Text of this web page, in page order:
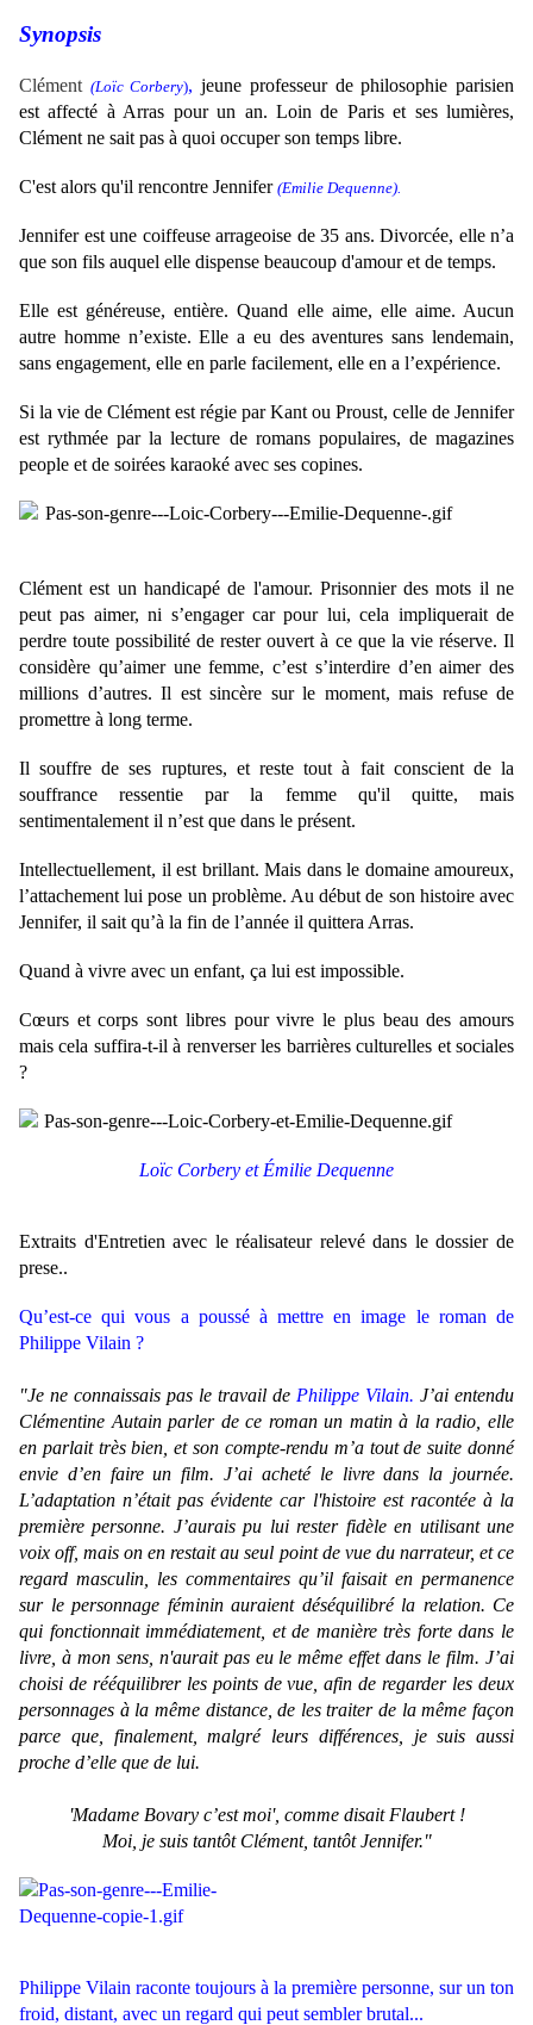
Synopsis
Clément (Loïc Corbery),jeune professeur de philosophie parisien
est affecté à Arras pour un an. Loin de Paris et ses lumières,
Clément ne sait pas à quoi occuper son temps libre.
C'est alors qu'il rencontre Jennifer (Emilie Dequenne).
Jennifer estune coiffeuse arrageoise de 35 ans. Divorcée, elle n’a
que son fils auquel elle dispense beaucoup d'amour et de temps.
Elle est généreuse, entière. Quand elle aime, elle aime. Aucun
autre homme n’existe. Elle a eu des aventures sans lendemain,
sans engagement, elle en parle facilement, elle en a l’expérience.
Si la vie de Clément est régie par Kant ou Proust, celle de Jennifer
est rythmée par la lecture de romans populaires, de magazines
people et de soirées karaoké avec ses copines.
Clément est un handicapé de l'amour. Prisonnier des mots il ne
peut pas aimer, ni s’engager car pour lui, cela impliquerait de
perdre toute possibilité de rester ouvert à ce que la vie réserve. Il
considère qu’aimer une femme, c’est s’interdire d’en aimer des
millions d’autres. Il est sincère sur le moment, mais refuse de
promettre à long terme.
Il souffre de ses ruptures, et reste tout à fait conscient de la
souffrance ressentie par la femme qu'il quitte, mais
sentimentalement il n’est que dans le présent.
Intellectuellement, il est brillant. Mais dans le domaine amoureux,
l’attachement lui pose un problème. Au début de son histoire avec
Jennifer, il sait qu’à la fin de l’année il quittera Arras.
Quand à vivre avec un enfant, ça lui est impossible.
Cœurs et corps sont libres pour vivre le plus beau des amours
mais cela suffira-t-il à renverser les barrières culturelles et sociales
?
Loïc Corbery et Émilie Dequenne
Extraits d'Entretien avec le réalisateur relevé dans le dossier de
prese..
Qu’est-ce qui vous a poussé à mettre en image le roman de
Philippe Vilain ?
"Je ne connaissais pas le travail de Philippe Vilain. J’ai entendu
Clémentine Autain parler de ce roman un matin à la radio, elle
en parlait très bien, et son compte-rendu m’a tout de suite donné
envie d’en faire un film. J’ai acheté le livre dans la journée.
L’adaptation n’était pas évidente car l'histoire est racontée à la
première personne. J’aurais pu lui rester fidèle en utilisant une
voix off, mais on en restait au seul point de vue du narrateur, et ce
regard masculin, les commentaires qu’il faisait en permanence
sur le personnage féminin auraient déséquilibré la relation. Ce
qui fonctionnait immédiatement, et de manière très forte dans le
livre, à mon sens, n'aurait pas eu le même effet dans le film. J’ai
choisi de rééquilibrer les points de vue, afin de regarder les deux
personnages à la même distance, de les traiter de la même façon
parce que, finalement, malgré leurs différences, je suis aussi
proche d’elle que de lui.
'Madame Bovary c’est moi', comme disait Flaubert !
Moi, je suis tantôt Clément, tantôt Jennifer."
Philippe Vilain raconte toujours à la première personne, sur un ton
froid, distant, avec un regard qui peut sembler brutal...